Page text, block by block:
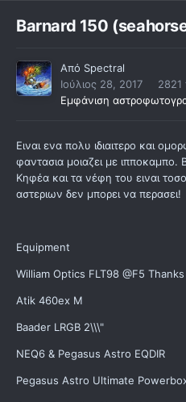
Barnard 150
Από Spectral
Ιούλιος 28, 2017
2821
Εμφάνιση
Ειναι ενα πολυ ιδιαιτερο και
φαντασια μοιαζει με ιπποκαμπο.
Kηφέα και τα νέφη του ειναι
αστεριων δεν μπορει να περασει!
Equipment
William Optics FLT98 @F5
Atik 460ex M
Baader LRGB 2\\\"
NEQ6 & Pegasus Astro EQDIR
Pegasus Astro Ultimate